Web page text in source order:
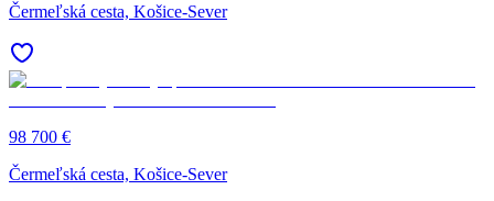
Čermeľská cesta, Košice-Sever
98 700 €
Čermeľská cesta, Košice-Sever